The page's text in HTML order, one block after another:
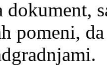
dokument,
pomeni,